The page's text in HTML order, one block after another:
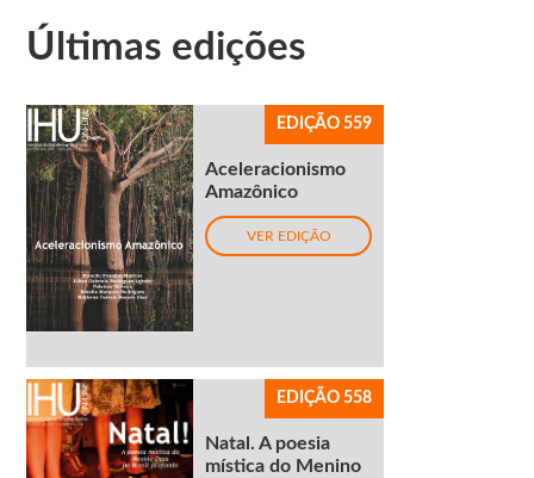
Últimas edições
EDIÇÃO 559
Aceleracionismo
Amazônico
VER EDIÇÃO
EDIÇÃO 558
Natal. A poesia
mística do Menino